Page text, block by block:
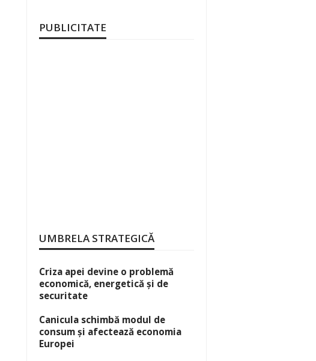
PUBLICITATE
UMBRELA STRATEGICĂ
Criza apei devine o problemă
economică, energetică și de
securitate
Canicula schimbă modul de
consum și afectează economia
Europei